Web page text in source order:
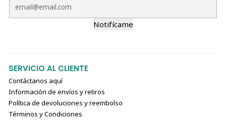
Notifícame
SERVICIO AL CLIENTE
Contáctanos aquí
Información de envíos y retiros
Política de devoluciones y reembolso
Términos y Condiciones